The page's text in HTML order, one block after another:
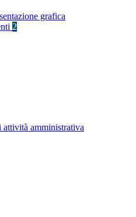
grafica
2
attività amministrativa